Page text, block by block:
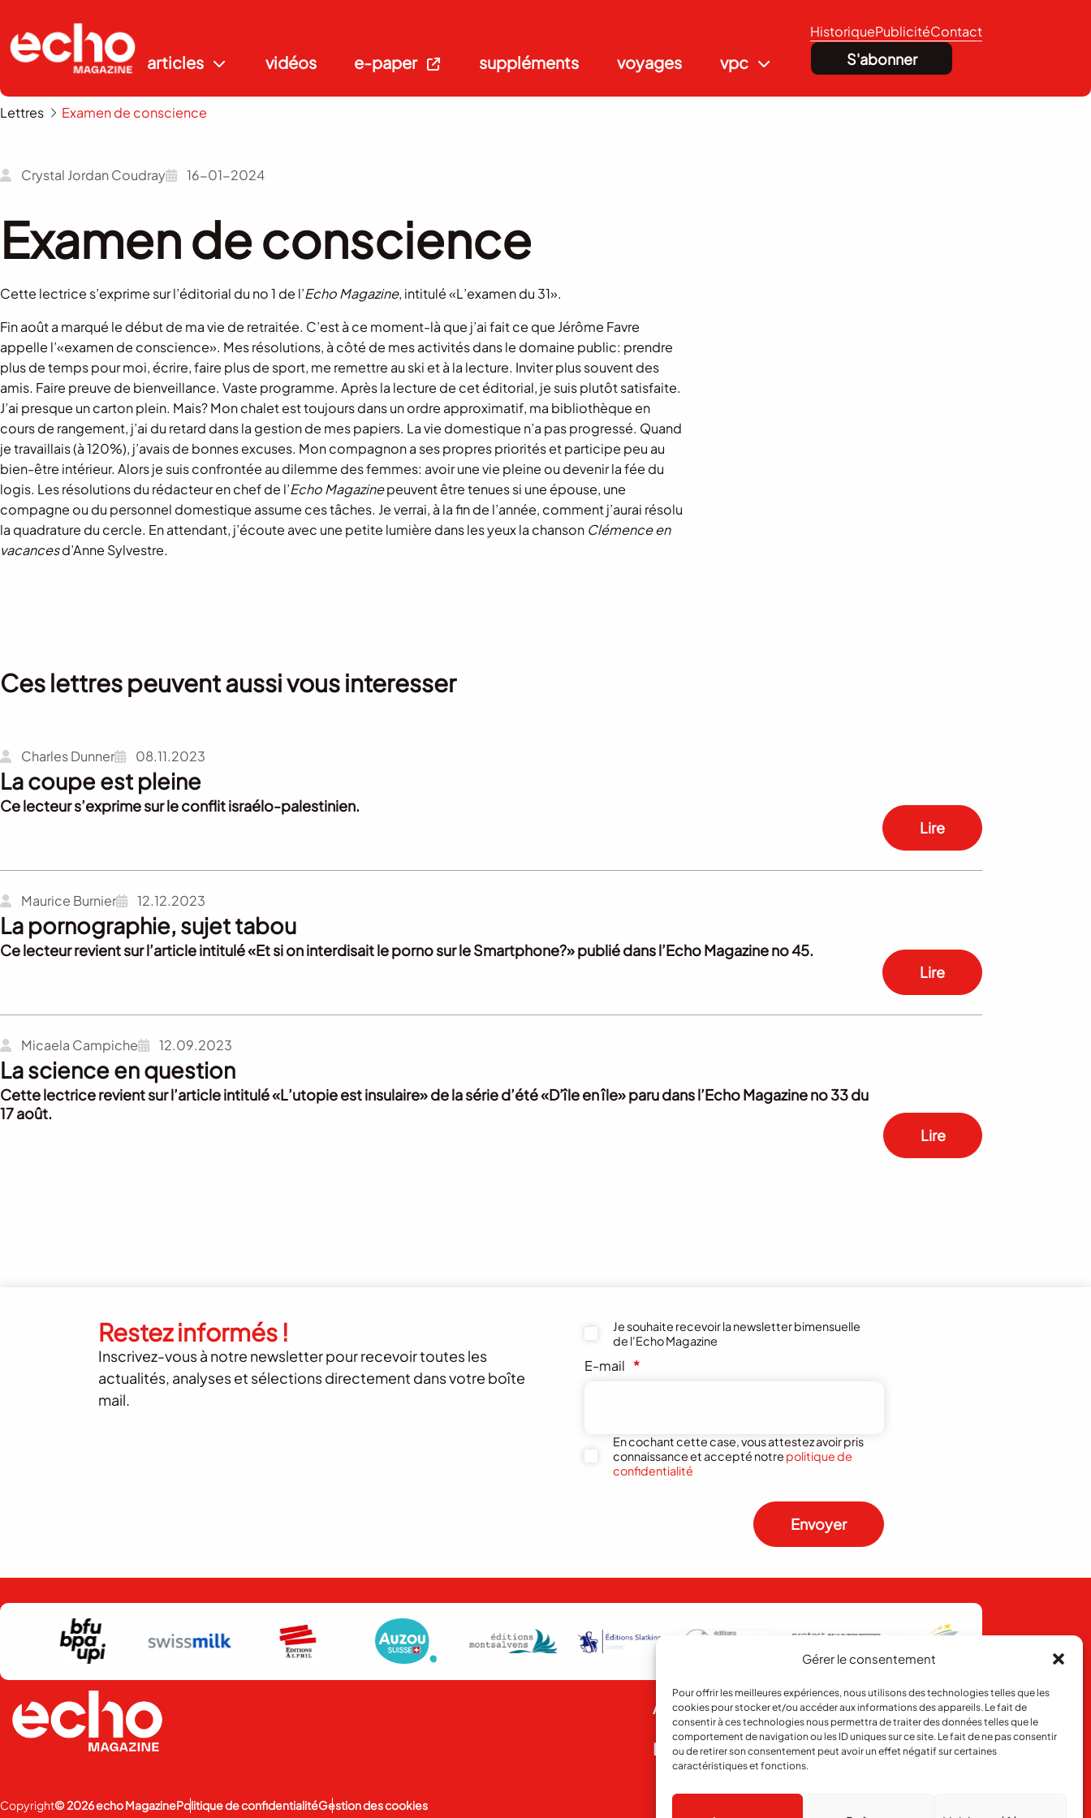
Gérer le consentement
Pour offrir les meilleures expériences, nous utilisons des technologies telles que les
cookies pour stocker et/ou accéder aux informations des appareils. Le fait de
consentir à ces technologies nous permettra de traiter des données telles que le
comportement de navigation ou les ID uniques sur ce site. Le fait de ne pas consentir
ou de retirer son consentement peut avoir un effet négatif sur certaines
caractéristiques et fonctions.
articles vidéos e-paper suppléments voyages vpc
HistoriquePublicitéContact
S'abonner
Lettres Examen de conscience
Crystal Jordan Coudray 16-01-2024
Examen de conscience
Cette lectrice s’exprime sur l’éditorial du no 1 de l’Echo Magazine, intitulé «L’examen du 31».
Fin août a marqué le début de ma vie de retraitée. C’est à ce moment-là que j’ai fait ce que Jérôme Favre
appelle l’«examen de conscience». Mes résolutions, à côté de mes activités dans le domaine public: prendre
plus de temps pour moi, écrire, faire plus de sport, me remettre au ski et à la lecture. Inviter plus souvent des
amis. Faire preuve de bienveillance. Vaste programme. Après la lecture de cet éditorial, je suis plutôt satisfaite.
J’ai presque un carton plein. Mais? Mon chalet est toujours dans un ordre approximatif, ma bibliothèque en
cours de rangement, j’ai du retard dans la gestion de mes papiers. La vie domestique n’a pas progressé. Quand
je travaillais (à 120%), j’avais de bonnes excuses. Mon compagnon a ses propres priorités et participe peu au
bien-être intérieur. Alors je suis confrontée au dilemme des femmes: avoir une vie pleine ou devenir la fée du
logis. Les résolutions du rédacteur en chef de l’Echo Magazinepeuvent être tenues si une épouse, une
compagne ou du personnel domestique assume ces tâches. Je verrai, à la fin de l’année, comment j’aurai résolu
la quadrature du cercle. En attendant, j’écoute avec une petite lumière dans les yeux la chanson Clémence en
vacancesd’Anne Sylvestre.
Ces lettres peuvent aussi vous interesser
Charles Dunner 08.11.2023
La coupe est pleine
Ce lecteur s’exprime sur le conflit israélo-palestinien.
Lire
Maurice Burnier 12.12.2023
La pornographie, sujet tabou
Ce lecteur revient sur l’article intitulé «Et si on interdisait le porno sur le Smartphone?» publié dans l’Echo Magazine no 45.
Lire
Micaela Campiche 12.09.2023
La science en question
Cette lectrice revient sur l’article intitulé «L’utopie est insulaire» de la série d’été «D’île en île» paru dans l’Echo Magazine no 33 du
17 août.
Lire
Restez informés !
Inscrivez-vous à notre newsletter pour recevoir toutes les
actualités, analyses et sélections directement dans votre boîte
mail.
Je souhaite recevoir la newsletter bimensuelle
de l'Echo Magazine
E-mail *
En cochant cette case, vous attestez avoir pris
connaissance et accepté notre politique de
confidentialité
Envoyer
Abonnement Contact
Notre histoire Publicité
Copyright© 2026 echo MagazinePolitique de confidentialitéGestion des cookies